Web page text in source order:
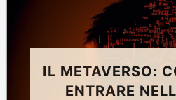
IL METAVERSO:
ENTRARE